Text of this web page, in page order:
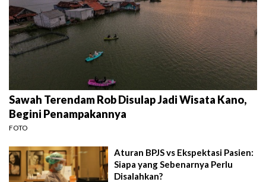
Sawah Terendam Rob Disulap Jadi Wisata Kano,
Begini Penampakannya
FOTO
Aturan BPJS vs Ekspektasi Pasien:
Siapa yang Sebenarnya Perlu
Disalahkan?